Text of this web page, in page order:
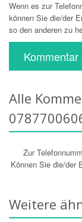
Wenn es zur
können Sie die/der
so den anderen zu
Alle
Zur
Können Sie die/der
Weitere